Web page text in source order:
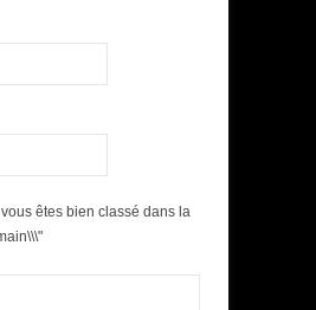
êtes bien classé dans la